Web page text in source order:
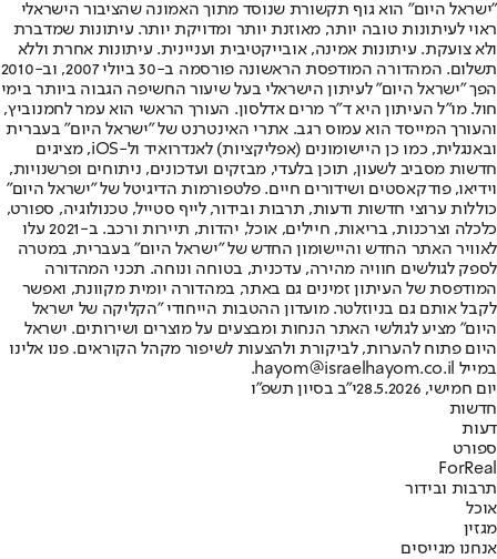
"ישראל היום" הוא גוף תקשורת שנוסד מתוך האמונה שהציבור הישראלי
ראוי לעיתונות טובה יותר, מאוזנת יותר ומדויקת יותר. עיתונות שמדברת
ולא צועקת. עיתונות אמינה, אובייקטיבית ועניינית. עיתונות אחרת וללא
תשלום. המהדורה המודפסת הראשונה פורסמה ב-30 ביולי 2007, וב-2010
הפך "ישראל היום" לעיתון הישראלי בעל שיעור החשיפה הגבוה ביותר בימי
חול. מו"ל העיתון היא ד"ר מרים אדלסון. העורך הראשי הוא עמר לחמנוביץ,
והעורך המייסד הוא עמוס רגב. אתרי האינטרנט של "ישראל היום" בעברית
ובאנגלית, כמו כן היישומונים (אפליקציות) לאנדרואיד ול-iOS, מציגים
חדשות מסביב לשעון, תוכן בלעדי, מבזקים ועדכונים, ניתוחים ופרשנויות,
וידיאו, פודקאסטים ושידורים חיים. פלטפורמות הדיגיטל של "ישראל היום"
כוללות ערוצי חדשות ודעות, תרבות ובידור, לייף סטייל, טכנולוגיה, ספורט,
כלכלה וצרכנות, בריאות, חיילים, אוכל, יהדות, תיירות ורכב. ב-2021 עלו
לאוויר האתר החדש והיישומון החדש של "ישראל היום" בעברית, במטרה
לספק לגולשים חוויה מהירה, עדכנית, בטוחה ונוחה. תכני המהדורה
המודפסת של העיתון זמינים גם באתר, במהדורה יומית מקוונת, ואפשר
לקבל אותם גם בניוזלטר. מועדון ההטבות הייחודי "הקליקה של ישראל
היום" מציע לגולשי האתר הנחות ומבצעים על מוצרים ושירותים. ישראל
היום פתוח להערות, לביקורת ולהצעות לשיפור מקהל הקוראים. פנו אלינו
במייל hayom@israelhayom.co.il.
יום חמישי, 28.5.2026
י"ב בסיון תשפ"ו
חדשות
דעות
ספורט
ForReal
תרבות ובידור
אוכל
מגזין
אנחנו מגייסים